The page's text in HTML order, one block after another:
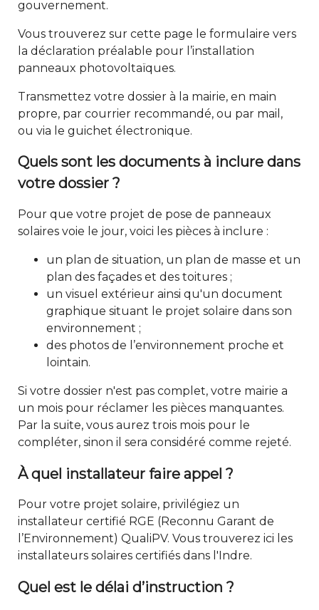
gouvernement.
Vous trouverezsur cette page le formulaire vers
la déclaration préalable pour l’installation
panneaux photovoltaïques.
Transmettez votre dossier à la mairie, en main
propre, par courrier recommandé, ou par mail,
ou via le guichet électronique.
Quels sont les documents à inclure dans
votre dossier ?
Pour que votre projet de pose de panneaux
solaires voie le jour, voici les pièces à inclure :
un plan de situation, un plan de masse et un
plan des façades et des toitures ;
un visuel extérieur ainsi qu'un document
graphique situant le projet solaire dans son
environnement ;
des photos de l’environnement proche et
lointain.
Si votre dossier n'est pas complet, votre mairie a
un mois pour réclamer les pièces manquantes.
Par la suite, vous aurez trois mois pour le
compléter, sinon il sera considéré comme rejeté.
À quel installateur faire appel ?
Pour votre projet solaire, privilégiez un
installateur certifié RGE (Reconnu Garant de
l’Environnement) QualiPV. Vous trouverez ici les
installateurs solaires certifiés dans l'Indre.
Quel est le délai d’instruction ?